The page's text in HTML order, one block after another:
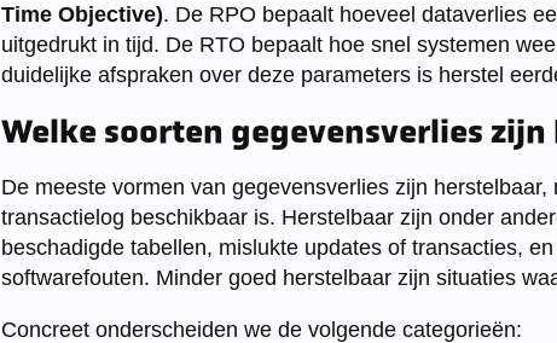
Time Objective). De RPO bepaalt hoeveel dataverlies
uitgedrukt in tijd. De RTO bepaalt hoe snel systemen
duidelijke afspraken over deze parameters is herstel
Welke soorten gegevensverlies
De meeste vormen van gegevensverlies zijn
transactielog beschikbaar is. Herstelbaar zijn onder
beschadigde tabellen, mislukte updates of transacties,
softwarefouten. Minder goed herstelbaar zijn situaties
Concreet onderscheiden we de volgende categorieën: